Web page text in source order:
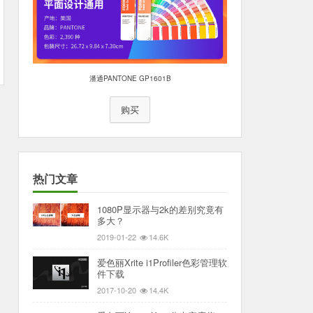
潘通PANTONE GP1601B
购买
热门文章
1080P显示器与2k的差别究竟有
多大？
2019-01-22 14.6K
爱色丽Xrite i1Profiler色彩管理软
件下载
2017-10-20 14.4K